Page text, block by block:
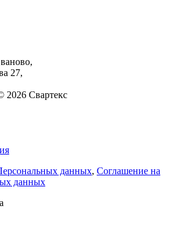
27,
2026 Свартекс
данных, Соглашение на
данных